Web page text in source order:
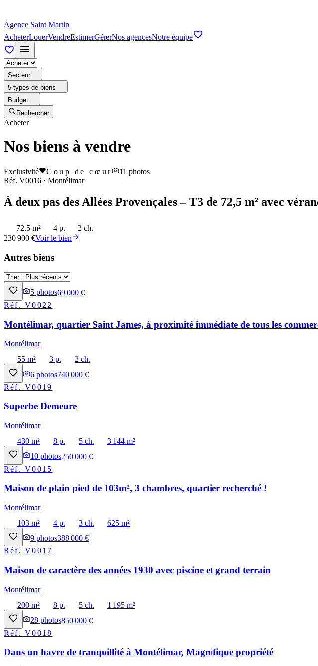
Agence Saint Martin
AcheterLouerVendreEstimerGérerNos agencesNotre équipe
Secteur
5 types de biens
Budget
Rechercher
Acheter
Nos biens à vendre
Exclusivité Coup de cœur 11 photos
Réf. V0016 · Montélimar
À deux pas des Allées Provençales – T3 de 72,5 m² avec
72.5 m² 4 p.
2 ch.
230 900 €Voir le bien
Autres biens
5 photos69 000 €
Réf.V0022
Montélimar, quartier Saint James, à proximité immédiate de tous les
Montélimar
55 m²
3 p.
2 ch.
6 photos740 000 €
Réf.V0019
Superbe Demeure
Montélimar
430 m²
8 p. 5 ch.
3 144 m²
10 photos250 000 €
Réf.V0015
Maison de plain pied de 103m², 3 chambres, quartier recherché !
Montélimar
103 m²
4 p. 3 ch.
625 m²
9 photos388 000 €
Réf.V0017
Maison de caractère des années 1930 avec piscine et grand terrain
Montélimar
200 m²
8 p. 5 ch.
1 195 m²
28 photos850 000 €
Réf.V0018
Dans un havre de tranquillité à Montélimar, Magnifique propriété